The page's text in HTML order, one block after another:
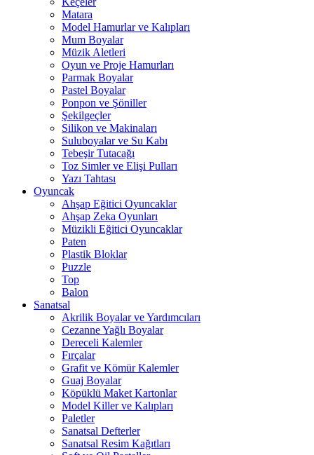
Matara
Model Hamurlar ve Kalıpları
Mum Boyalar
Müzik Aletleri
Oyun ve Proje Hamurları
Parmak Boyalar
Pastel Boyalar
Ponpon ve Şöniller
Şekilgeçler
Silikon ve Makinaları
Suluboyalar ve Su Kabı
Tebeşir Tutacağı
Toz Simler ve Elişi Pulları
Yazı Tahtası
Oyuncak
Ahşap Eğitici Oyuncaklar
Ahşap Zeka Oyunları
Müzikli Eğitici Oyuncaklar
Paten
Plastik Bloklar
Puzzle
Top
Balon
Sanatsal
Akrilik Boyalar ve Yardımcıları
Cezanne Yağlı Boyalar
Dereceli Kalemler
Fırçalar
Grafit ve Kömür Kalemler
Guaj Boyalar
Köpüklü Maket Kartonlar
Model Killer ve Kalıpları
Paletler
Sanatsal Defterler
Sanatsal Resim Kağıtları